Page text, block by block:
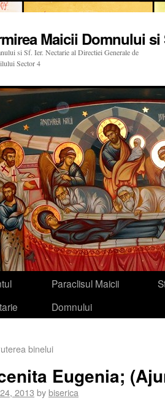
Maicii Domnului si
si Sf. Ier. Nectarie al Directiei Generale de
Sector 4
Paraclisul Maicii
Domnului
binelui
Eugenia;
2013 bybiserica